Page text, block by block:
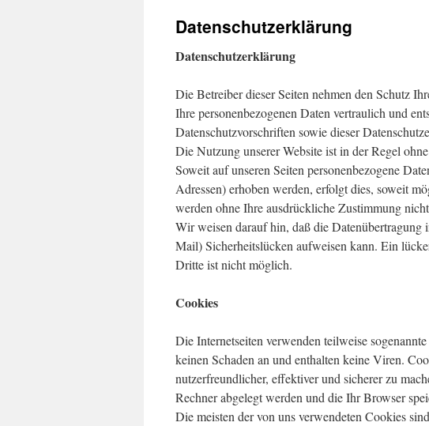
Datenschutzerklärung
Datenschutzerklärung
Die Betreiber dieser Seiten nehmen den Schutz
Ihre personenbezogenen Daten vertraulich und
Datenschutzvorschriften sowie dieser
Die Nutzung unserer Website ist in der Regel
Soweit auf unseren Seiten personenbezogene
Adressen) erhoben werden, erfolgt dies, soweit
werden ohne Ihre ausdrückliche Zustimmung
Wir weisen darauf hin, daß die
Mail) Sicherheitslücken aufweisen kann. Ein
Dritte ist nicht möglich.
Cookies
Die Internetseiten verwenden teilweise
keinen Schaden an und enthalten keine Viren.
nutzerfreundlicher, effektiver und sicherer zu
Rechner abgelegt werden und die Ihr Browser
Die meisten der von uns verwendeten Cookies